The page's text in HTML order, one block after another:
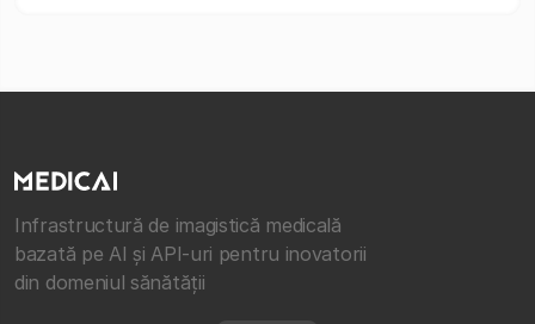
Infrastructură de imagistică medicală
bazată pe AI și API-uri pentru inovatorii
din domeniul sănătății